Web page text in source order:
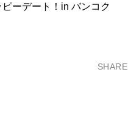
ーデート！in バンコク
SHARE